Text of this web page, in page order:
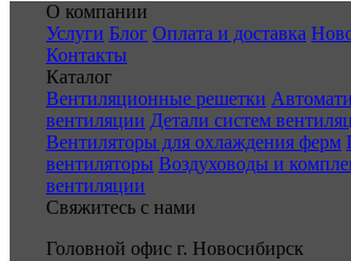
О компании
Услуги Блог Оплата и доставка
Контакты
Каталог
Вентиляционные решетки
вентиляции Детали систем
Вентиляторы для охлаждения ферм
вентиляторы Воздуховоды и
вентиляции
Свяжитесь с нами
Головной офис г. Новосибирск